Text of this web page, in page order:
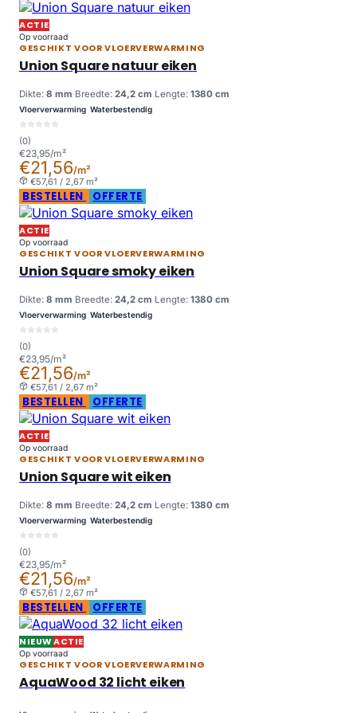
ACTIE
Op voorraad
GESCHIKT VOOR VLOERVERWARMING
Union Square natuur eiken
Dikte: 8 mm Breedte: 24,2 cm Lengte: 1380 cm
Vloerverwarming Waterbestendig
(0)
€23,95/m²
€21,56/m²
€57,61 / 2,67 m²
BESTELLEN OFFERTE
ACTIE
Op voorraad
GESCHIKT VOOR VLOERVERWARMING
Union Square smoky eiken
Dikte: 8 mm Breedte: 24,2 cm Lengte: 1380 cm
Vloerverwarming Waterbestendig
(0)
€23,95/m²
€21,56/m²
€57,61 / 2,67 m²
BESTELLEN OFFERTE
ACTIE
Op voorraad
GESCHIKT VOOR VLOERVERWARMING
Union Square wit eiken
Dikte: 8 mm Breedte: 24,2 cm Lengte: 1380 cm
Vloerverwarming Waterbestendig
(0)
€23,95/m²
€21,56/m²
€57,61 / 2,67 m²
BESTELLEN OFFERTE
NIEUWACTIE
Op voorraad
GESCHIKT VOOR VLOERVERWARMING
AquaWood 32 licht eiken